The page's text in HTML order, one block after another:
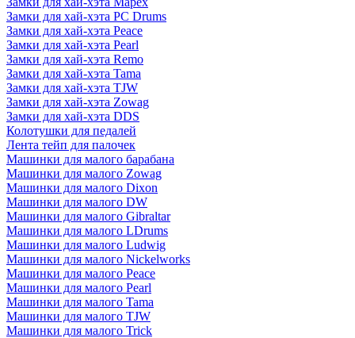
Замки для хай-хэта PC Drums
Замки для хай-хэта Peace
Замки для хай-хэта Pearl
Замки для хай-хэта Remo
Замки для хай-хэта Tama
Замки для хай-хэта TJW
Замки для хай-хэта Zowag
Замки для хай-хэта DDS
Колотушки для педалей
Лента тейп для палочек
Машинки для малого барабана
Машинки для малого Zowag
Машинки для малого Dixon
Машинки для малого DW
Машинки для малого Gibraltar
Машинки для малого LDrums
Машинки для малого Ludwig
Машинки для малого Nickelworks
Машинки для малого Peace
Машинки для малого Pearl
Машинки для малого Tama
Машинки для малого TJW
Машинки для малого Trick